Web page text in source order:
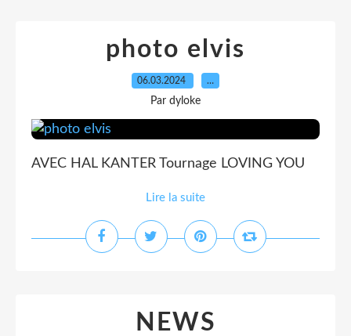
photo elvis
06.03.2024 …
Par dyloke
AVEC HAL KANTER Tournage LOVING YOU
Lire la suite
NEWS